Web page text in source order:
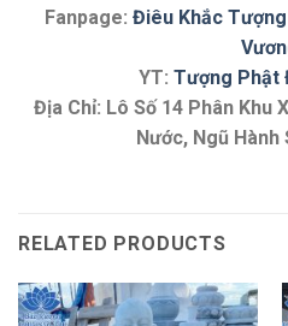
Fanpage: Điêu Khắc
YT: Tượng Phật
Địa Chỉ: Lô Số 14 Phân Khu
Nước, Ngũ Hành
RELATED PRODUCTS